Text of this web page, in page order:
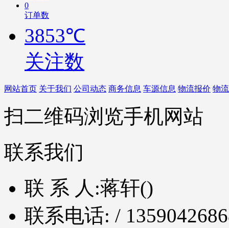
0
订单数
3853℃
关注数
网站首页 关于我们 公司动态 商务信息 车源信息 物流报价 物
扫二维码浏览手机网站
联系我们
联 系 人:蒋轩()
联系电话: /